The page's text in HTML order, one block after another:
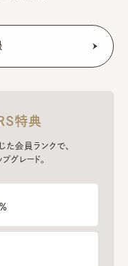
特典
会員ランクで、
グレード。
%